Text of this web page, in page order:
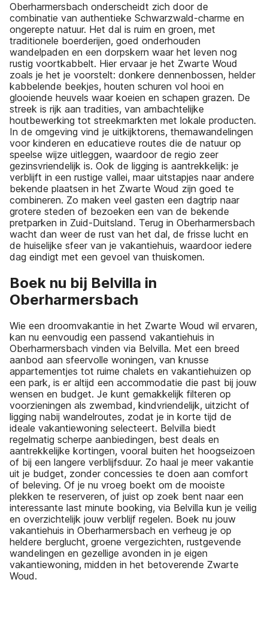
Oberharmersbach onderscheidt zich door de
combinatie van authentieke Schwarzwald-charme en
ongerepte natuur. Het dal is ruim en groen, met
traditionele boerderijen, goed onderhouden
wandelpaden en een dorpskern waar het leven nog
rustig voortkabbelt. Hier ervaar je het Zwarte Woud
zoals je het je voorstelt: donkere dennenbossen, helder
kabbelende beekjes, houten schuren vol hooi en
glooiende heuvels waar koeien en schapen grazen. De
streek is rijk aan tradities, van ambachtelijke
houtbewerking tot streekmarkten met lokale producten.
In de omgeving vind je uitkijktorens, themawandelingen
voor kinderen en educatieve routes die de natuur op
speelse wijze uitleggen, waardoor de regio zeer
gezinsvriendelijk is. Ook de ligging is aantrekkelijk: je
verblijft in een rustige vallei, maar uitstapjes naar andere
bekende plaatsen in het Zwarte Woud zijn goed te
combineren. Zo maken veel gasten een dagtrip naar
grotere steden of bezoeken een van de bekende
pretparken in Zuid-Duitsland. Terug in Oberharmersbach
wacht dan weer de rust van het dal, de frisse lucht en
de huiselijke sfeer van je vakantiehuis, waardoor iedere
dag eindigt met een gevoel van thuiskomen.
Boek nu bij Belvilla in
Oberharmersbach
Wie een droomvakantie in het Zwarte Woud wil ervaren,
kan nu eenvoudig een passend vakantiehuis in
Oberharmersbach vinden via Belvilla. Met een breed
aanbod aan sfeervolle woningen, van knusse
appartementjes tot ruime chalets en vakantiehuizen op
een park, is er altijd een accommodatie die past bij jouw
wensen en budget. Je kunt gemakkelijk filteren op
voorzieningen als zwembad, kindvriendelijk, uitzicht of
ligging nabij wandelroutes, zodat je in korte tijd de
ideale vakantiewoning selecteert. Belvilla biedt
regelmatig scherpe aanbiedingen, best deals en
aantrekkelijke kortingen, vooral buiten het hoogseizoen
of bij een langere verblijfsduur. Zo haal je meer vakantie
uit je budget, zonder concessies te doen aan comfort
of beleving. Of je nu vroeg boekt om de mooiste
plekken te reserveren, of juist op zoek bent naar een
interessante last minute booking, via Belvilla kun je veilig
en overzichtelijk jouw verblijf regelen. Boek nu jouw
vakantiehuis in Oberharmersbach en verheug je op
heldere berglucht, groene vergezichten, rustgevende
wandelingen en gezellige avonden in je eigen
vakantiewoning, midden in het betoverende Zwarte
Woud.